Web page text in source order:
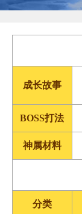
成长故事
BOSS打法
神属材料
分类